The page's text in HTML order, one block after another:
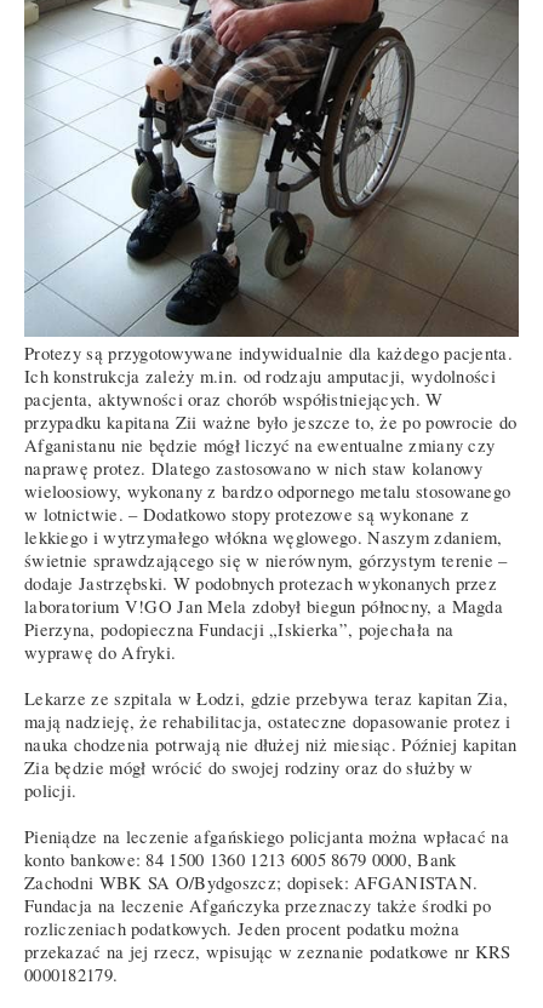
Protezy są przygotowywane indywidualnie dla każdego pacjenta.
Ich konstrukcja zależy m.in. od rodzaju amputacji, wydolności
pacjenta, aktywności oraz chorób współistniejących. W
przypadku kapitana Zii ważne było jeszcze to, że po powrocie do
Afganistanu nie będzie mógł liczyć na ewentualne zmiany czy
naprawę protez. Dlatego zastosowano w nich staw kolanowy
wieloosiowy, wykonany z bardzo odpornego metalu stosowanego
w lotnictwie. – Dodatkowo stopy protezowe są wykonane z
lekkiego i wytrzymałego włókna węglowego. Naszym zdaniem,
świetnie sprawdzającego się w nierównym, górzystym terenie –
dodaje Jastrzębski. W podobnych protezach wykonanych przez
laboratorium V!GO Jan Mela zdobył biegun północny, a Magda
Pierzyna, podopieczna Fundacji „Iskierka”, pojechała na
wyprawę do Afryki.
Lekarze ze szpitala w Łodzi, gdzie przebywa teraz kapitan Zia,
mają nadzieję, że rehabilitacja, ostateczne dopasowanie protez i
nauka chodzenia potrwają nie dłużej niż miesiąc. Później kapitan
Zia będzie mógł wrócić do swojej rodziny oraz do służby w
policji.
Pieniądze na leczenie afgańskiego policjanta można wpłacać na
konto bankowe: 84 1500 1360 1213 6005 8679 0000, Bank
Zachodni WBK SA O/Bydgoszcz; dopisek: AFGANISTAN.
Fundacja na leczenie Afgańczyka przeznaczy także środki po
rozliczeniach podatkowych. Jeden procent podatku można
przekazać na jej rzecz, wpisując w zeznanie podatkowe nr KRS
0000182179.